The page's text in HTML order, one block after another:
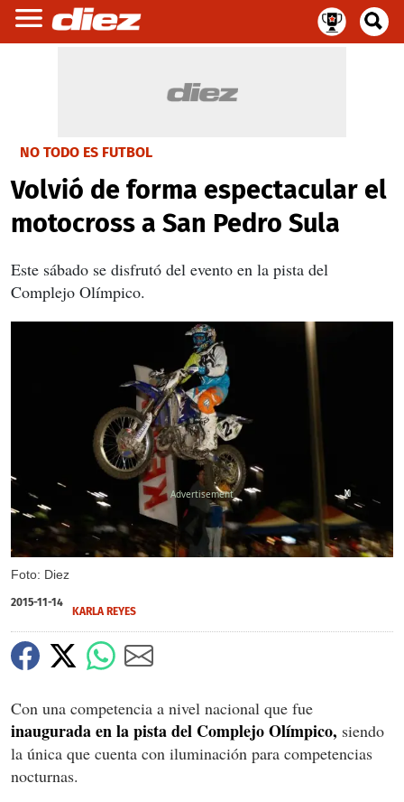
NO TODO ES FUTBOL
Volvió de forma espectacular el
motocross a San Pedro Sula
Este sábado se disfrutó del evento en la pista del
Complejo Olímpico.
Foto: Diez
X
X
X
2015-11-14
KARLA REYES
Con una competencia a nivel nacional que fue
inaugurada en la pista del Complejo Olímpico, siendo
la única que cuenta con iluminación para competencias
nocturnas.